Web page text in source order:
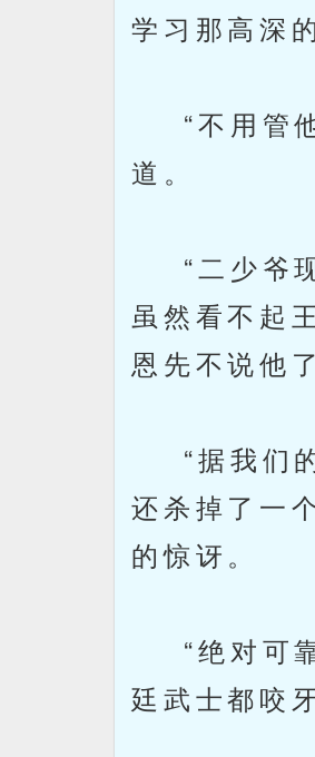
学习那高深
“不用管他
道。
“二少爷现
虽然看不起
恩先不说他
“据我们的
还杀掉了一
的惊讶。
“绝对可靠
廷武士都咬